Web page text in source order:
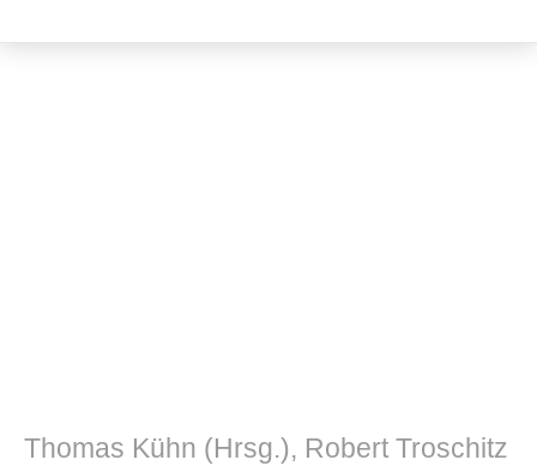
Thomas Kühn (Hrsg.), Robert Troschitz